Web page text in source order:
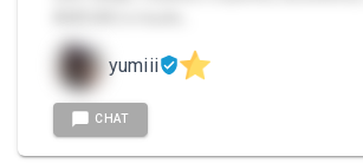
yumiii
CHAT